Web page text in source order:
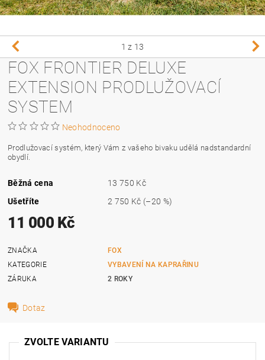
1 z 13
FOX FRONTIER DELUXE
EXTENSION PRODLUŽOVACÍ
SYSTEM
Neohodnoceno
Prodlužovací systém, který Vám z vašeho bivaku udělá nadstandardní
obydlí.
Běžná cena
13 750 Kč
Ušetříte
2 750 Kč (–20 %)
11 000 Kč
ZNAČKA
FOX
KATEGORIE
VYBAVENÍ NA KAPRAŘINU
ZÁRUKA
2 ROKY
Dotaz
ZVOLTE VARIANTU